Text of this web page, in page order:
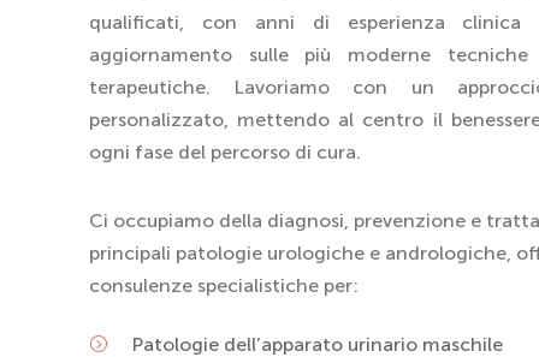
qualificati, con anni di esperienza
aggiornamento sulle più moderne
terapeutiche. Lavoriamo con un
personalizzato, mettendo al centro il
ogni fase del percorso di cura.
Ci occupiamo della diagnosi, prevenzione e
principali patologie urologiche e andrologiche,
consulenze specialistiche per:
Patologie dell’apparato urinario maschile